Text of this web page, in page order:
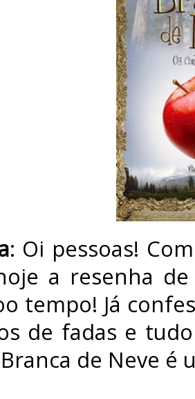
: Oi pessoas!
a resenha
tempo! Já
de fadas e
de Neve é